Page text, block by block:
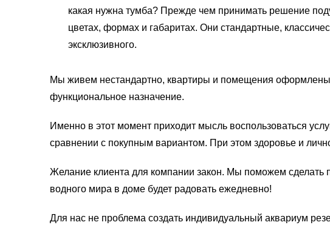
какая нужна тумба? Прежде чем принимать решение
цветах, формах и габаритах. Они стандартные,
эксклюзивного.
Мы живем нестандартно, квартиры и помещения оформлены
функциональное назначение.
Именно в этот момент приходит мысль воспользоваться
сравнении с покупным вариантом. При этом здоровье и
Желание клиента для компании закон. Мы поможем
водного мира в доме будет радовать ежедневно!
Для нас не проблема создать индивидуальный аквариум